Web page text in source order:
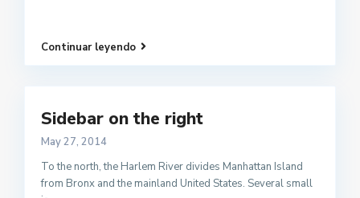
Continuar leyendo
Sidebar on the right
May 27, 2014
To the north, the Harlem River divides Manhattan Island
from Bronx and the mainland United States. Several small